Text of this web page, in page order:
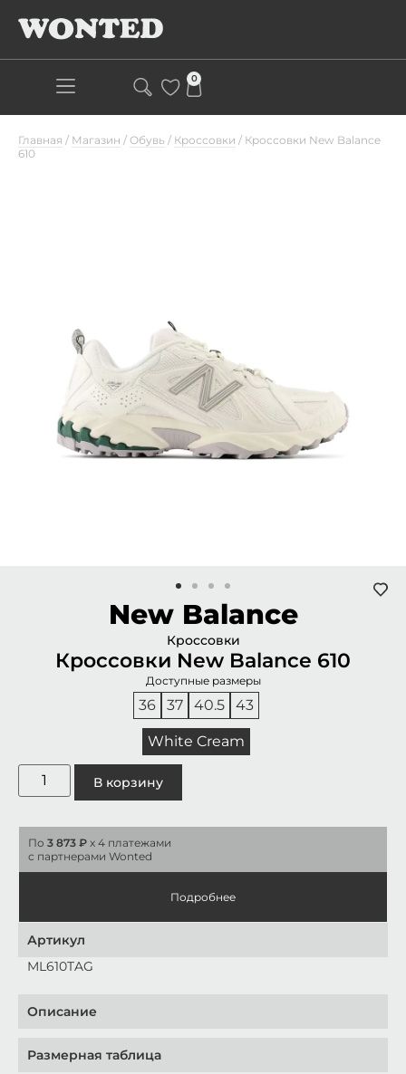
0
Главная / Магазин / Обувь / Кроссовки / Кроссовки New Balance
610
New Balance
Кроссовки
Кроссовки New Balance 610
Доступные размеры
36 37 40.5 43
White Cream
В корзину
По 3 873 ₽ x 4 платежами
с партнерами Wonted
Подробнее
Артикул
ML610TAG
Описание
Размерная таблица